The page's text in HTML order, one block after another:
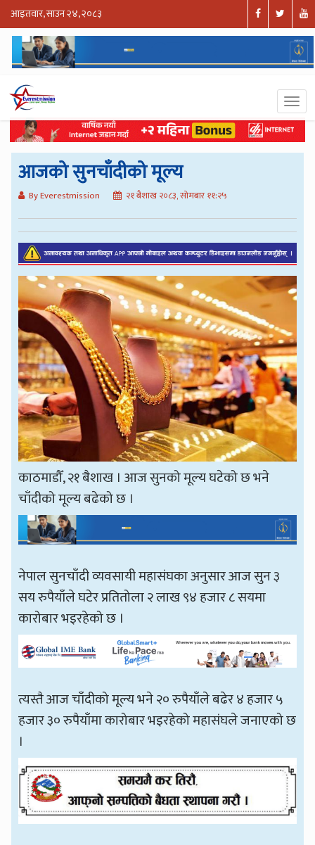
आइतवार, साउन २४, २०८३
आजको सुनचाँदीको मूल्य
By Everestmission २१ बैशाख २०८३, सोमबार ११:२५
काठमाडौँ, २१ बैशाख । आज सुनको मूल्य घटेको छ भने
चाँदीको मूल्य बढेको छ ।
नेपाल सुनचाँदी व्यवसायी महासंघका अनुसार आज सुन ३
सय रुपैयाँले घटेर प्रतितोला २ लाख ९४ हजार ८ सयमा
कारोबार भइरहेको छ ।
त्यस्तै आज चाँदीको मूल्य भने २० रुपैयाँले बढेर ४ हजार ५
हजार ३० रुपैयाँमा कारोबार भइरहेको महासंघले जनाएको छ
।